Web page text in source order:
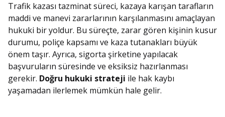
Trafik kazası tazminat süreci, kazaya karışan tarafların
maddi ve manevi zararlarının karşılanmasını amaçlayan
hukuki bir yoldur. Bu süreçte, zarar gören kişinin kusur
durumu, poliçe kapsamı ve kaza tutanakları büyük
önem taşır. Ayrıca, sigorta şirketine yapılacak
başvuruların süresinde ve eksiksiz hazırlanması
gerekir. Doğru hukuki strateji ile hak kaybı
yaşamadan ilerlemek mümkün hale gelir.